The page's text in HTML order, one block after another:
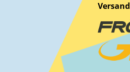
Versand